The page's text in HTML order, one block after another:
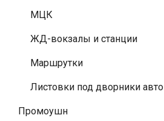
МЦК
ЖД-вокзалы и станции
Маршрутки
Листовки под дворники авто
Промоушн